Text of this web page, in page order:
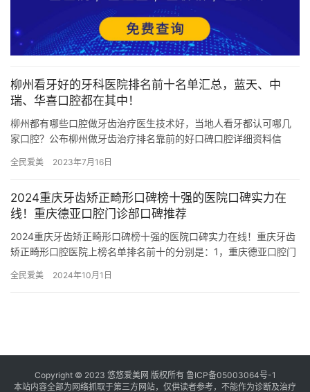
柳州看牙好的牙科医院排名前十名单汇总，蓝天、中
瑞、华喜口腔都在其中！
柳州都有哪些口腔做牙齿治疗医生技术好，当地人看牙都认可哪几
家口腔？公布柳州做牙齿治疗排名靠前的好口碑口腔详细资料信
地区…
全民爱美 2023年7月16日
2024重庆牙齿矫正畸形口碑榜十强的医院口碑实力在
线！重庆德亚口腔门诊部口碑推荐
2024重庆牙齿矫正畸形口碑榜十强的医院口碑实力在线！重庆牙齿
矫正畸形口腔医院上榜名单排名前十的分别是：1，重庆德亚口腔门
全民爱美 2024年10月1日
Copyright © 2023 悠悠爱美网 版权所有 鲁ICP备05003064号-1
本站内容全部为网络抓取于第三方网站，仅供读者参考，不能作为诊断及治疗